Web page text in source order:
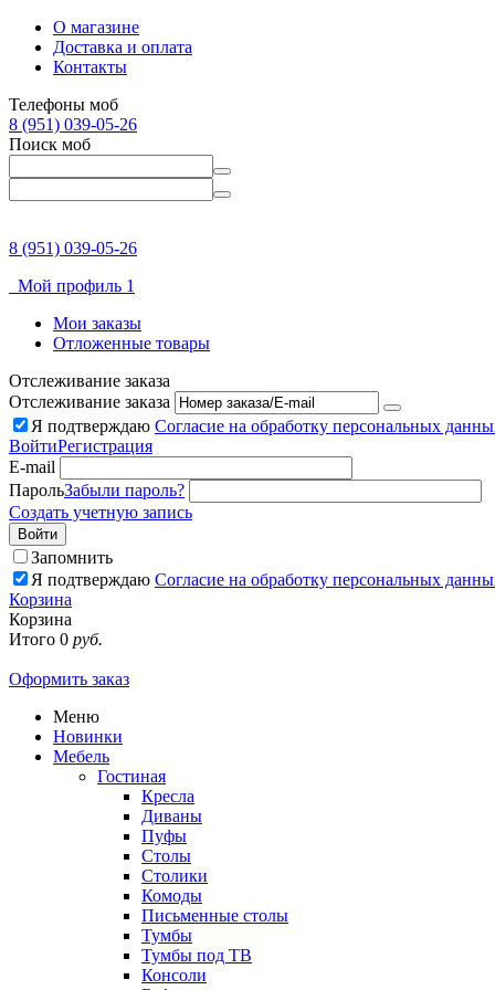
О магазине
Доставка и оплата
Контакты
Телефоны моб
8 (951) 039-05-26
Поиск моб
8 (951) 039-05-26
Мой профиль 1
Мои заказы
Отложенные товары
Отслеживание заказа
Отслеживание заказа
Я подтверждаю Согласие на обработку персональных
ВойтиРегистрация
E-mail
ПарольЗабыли пароль?
Создать учетную запись
Войти
Запомнить
Я подтверждаю Согласие на обработку персональных
Корзина
Корзина
Итого 0 руб.
Оформить заказ
Меню
Новинки
Мебель
Гостиная
Кресла
Диваны
Пуфы
Столы
Столики
Комоды
Письменные столы
Тумбы
Тумбы под ТВ
Консоли